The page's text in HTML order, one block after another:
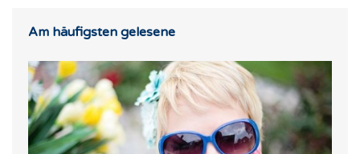
Am häufigsten gelesene